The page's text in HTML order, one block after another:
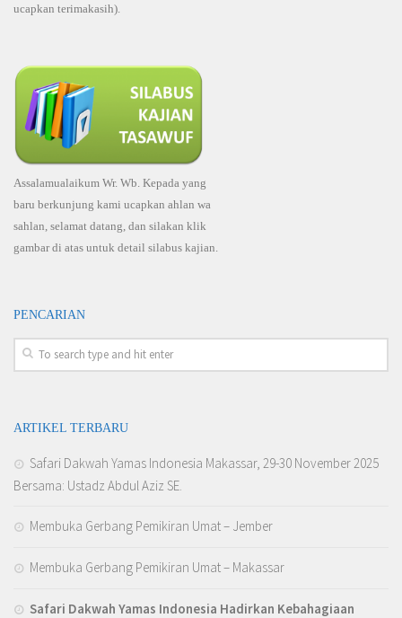
ucapkan terimakasih).
Assalamualaikum Wr. Wb. Kepada yang
baru berkunjung kami ucapkan ahlan wa
sahlan, selamat datang, dan silakan klik
gambar di atas untuk detail silabus kajian.
PENCARIAN
ARTIKEL TERBARU
Safari Dakwah Yamas Indonesia Makassar, 29-30 November 2025
Bersama: Ustadz Abdul Aziz SE.
Membuka Gerbang Pemikiran Umat – Jember
Membuka Gerbang Pemikiran Umat – Makassar
Safari Dakwah Yamas Indonesia Hadirkan Kebahagiaan